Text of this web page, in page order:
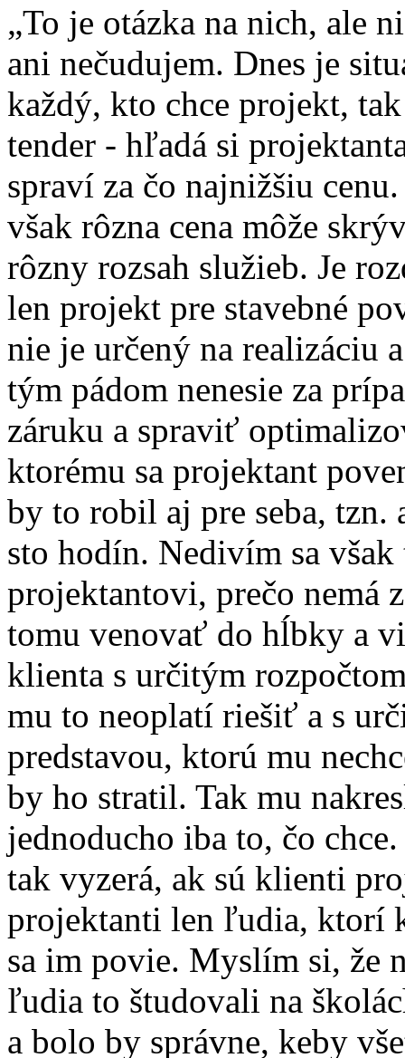
„To je otázka na nich, ale
ani nečudujem. Dnes je
každý, kto chce projekt,
tender - hľadá si
spraví za čo najnižšiu
však rôzna cena môže
rôzny rozsah služieb. Je
len projekt pre stavebné
nie je určený na realizáciu
tým pádom nenesie za
záruku a spraviť
ktorému sa projektant
by to robil aj pre seba,
sto hodín. Nedivím sa však
projektantovi, prečo nemá
tomu venovať do hĺbky a
klienta s určitým
mu to neoplatí riešiť a s
predstavou, ktorú mu
by ho stratil. Tak mu
jednoducho iba to, čo
tak vyzerá, ak sú klienti
projektanti len ľudia, ktorí
sa im povie. Myslím si, že
ľudia to študovali na
a bolo by správne, keby